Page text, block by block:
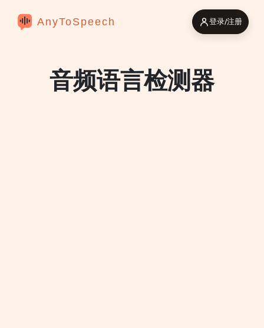
AnyToSpeech 登录/注册
音频语言检测器